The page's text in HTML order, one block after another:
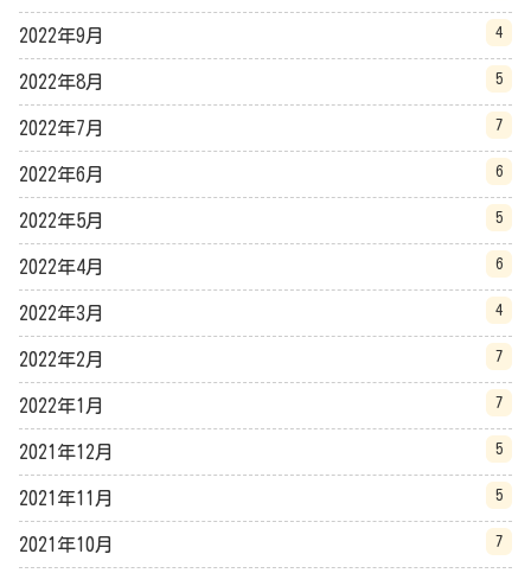
2022年9月 4
2022年8月 5
2022年7月 7
2022年6月 6
2022年5月 5
2022年4月 6
2022年3月 4
2022年2月 7
2022年1月 7
2021年12月 5
2021年11月 5
2021年10月 7